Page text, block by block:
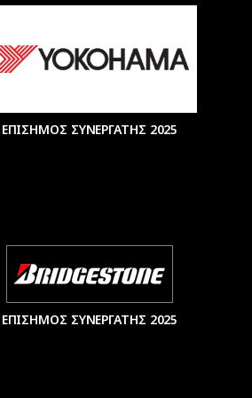
ΕΠΙΣΗΜΟΣ ΣΥΝΕΡΓΑΤΗΣ 2025
ΕΠΙΣΗΜΟΣ ΣΥΝΕΡΓΑΤΗΣ 2025